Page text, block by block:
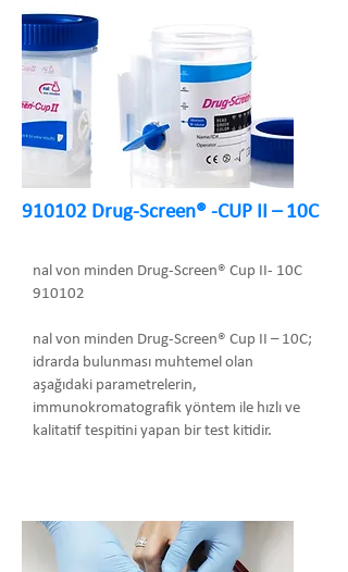
910102 Drug-Screen® -CUP II – 10C
nal von minden Drug-Screen® Cup II- 10C
910102
nal von minden Drug-Screen® Cup II – 10C;
idrarda bulunması muhtemel olan
aşağıdaki parametrelerin,
immunokromatografik yöntem ile hızlı ve
kalitatif tespitini yapan bir test kitidir.